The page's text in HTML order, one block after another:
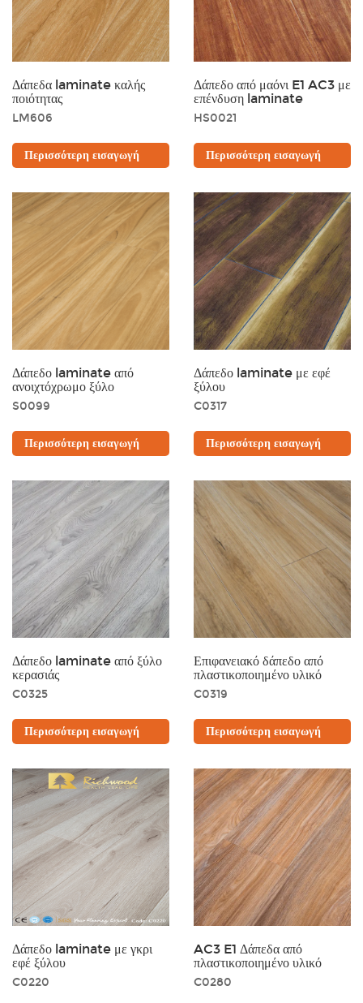
Δάπεδα laminate καλής
ποιότητας
LM606
Περισσότερη εισαγωγή
Δάπεδο από μαόνι E1 AC3 με
επένδυση laminate
HS0021
Περισσότερη εισαγωγή
Δάπεδο laminate από
ανοιχτόχρωμο ξύλο
S0099
Περισσότερη εισαγωγή
Δάπεδο laminate με εφέ
ξύλου
C0317
Περισσότερη εισαγωγή
Δάπεδο laminate από ξύλο
κερασιάς
C0325
Περισσότερη εισαγωγή
Επιφανειακό δάπεδο από
πλαστικοποιημένο υλικό
C0319
Περισσότερη εισαγωγή
Δάπεδο laminate με γκρι
εφέ ξύλου
C0220
AC3 E1 Δάπεδα από
πλαστικοποιημένο υλικό
C0280